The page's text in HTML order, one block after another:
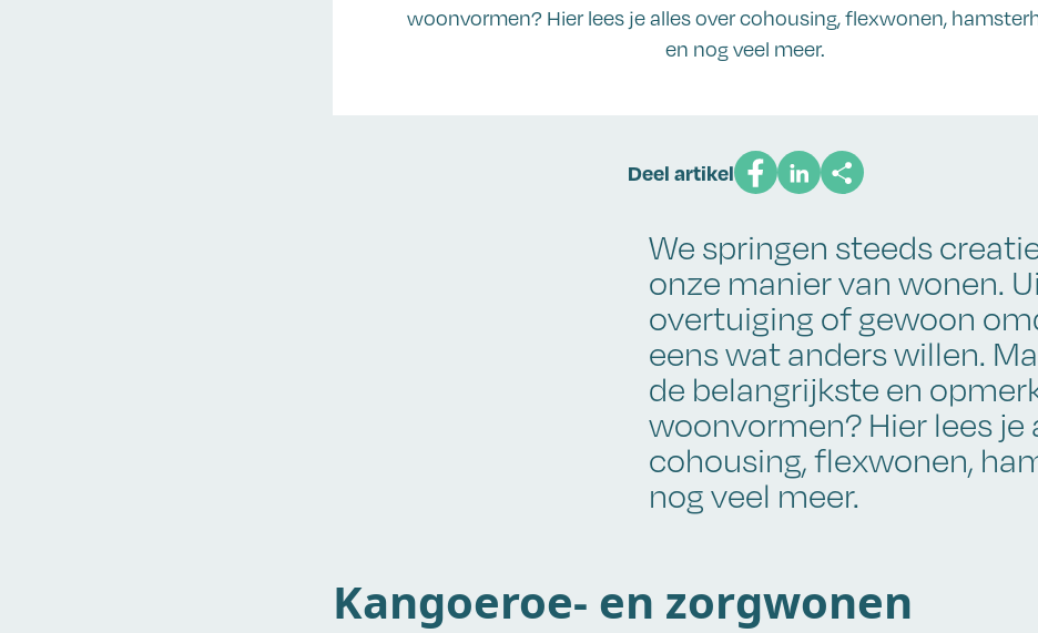
woonvormen? Hier lees je alles over cohousing, flexwonen,
en nog veel meer.
Deel artikel
We springen steeds
onze manier van wonen.
overtuiging of gewoon
eens wat anders willen.
de belangrijkste en
woonvormen? Hier lees je
cohousing, flexwonen,
nog veel meer.
Kangoeroe- en zorgwonen